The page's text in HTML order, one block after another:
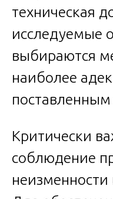
техническая
исследуемые
выбираются
наиболее
Критически
соблюдение